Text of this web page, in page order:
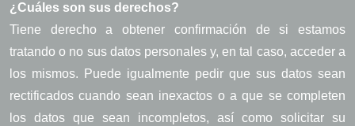
¿Cuáles son sus derechos?
Tiene derecho a obtener confirmación de si estamos
tratando o no sus datos personales y, en tal caso, acceder a
los mismos. Puede igualmente pedir que sus datos sean
rectificados cuando sean inexactos o a que se completen
los datos que sean incompletos, así como solicitar su